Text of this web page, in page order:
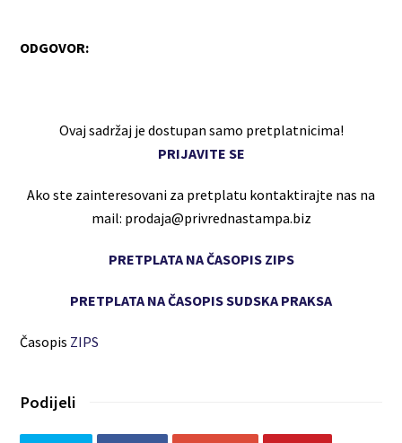
ODGOVOR:
Ovaj sadržaj je dostupan samo pretplatnicima!
PRIJAVITE SE
Ako ste zainteresovani za pretplatu kontaktirajte nas na
mail: prodaja@privrednastampa.biz
PRETPLATA NA ČASOPIS ZIPS
PRETPLATA NA ČASOPIS SUDSKA PRAKSA
Časopis ZIPS
Podijeli